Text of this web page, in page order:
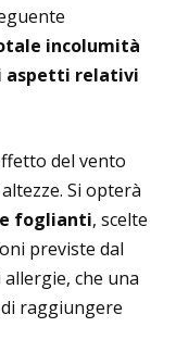
incolumità
aspetti relativi
del vento
Si opterà
foglianti, scelte
previste dal
che una
raggiungere